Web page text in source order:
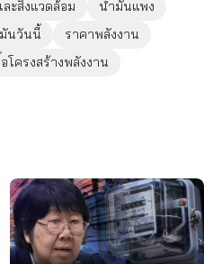
ะสิ่งแวดล้อม
น้ำมันแพง
นวันนี้
ราคาพลังงาน
โครงสร้างพลังงาน